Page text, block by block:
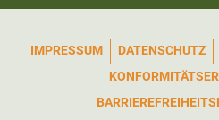
IMPRESSUM DATENSCHUTZ